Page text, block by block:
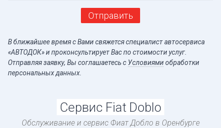
Отправить
В ближайшее время с Вами свяжется специалист автосервиса
«АВТОДОК» и проконсультирует Вас по стоимости услуг.
Отправляя заявку, Вы соглашаетесь c Условиямиобработки
персональных данных.
Сервис Fiat Doblo
Обслуживание и сервис Фиат Добло в Оренбурге